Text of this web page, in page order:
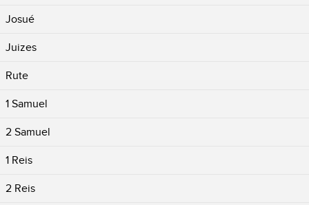
Josué
Juizes
Rute
1 Samuel
2 Samuel
1 Reis
2 Reis